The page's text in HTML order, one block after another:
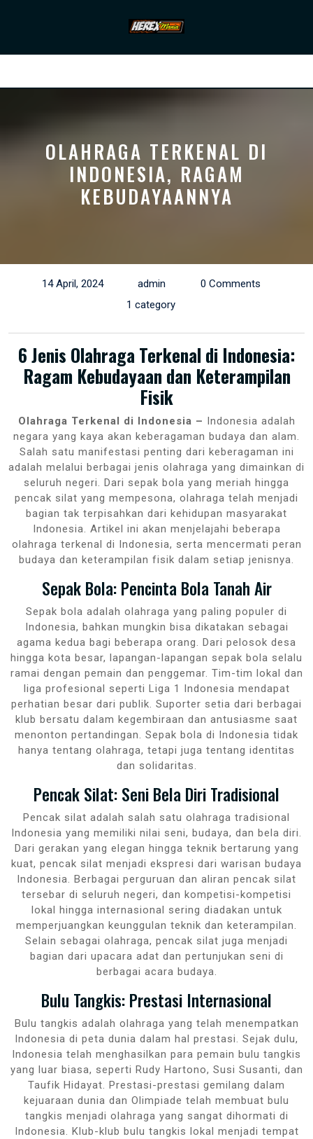
OLAHRAGA TERKENAL DI
INDONESIA, RAGAM
KEBUDAYAANNYA
14 April, 2024 admin
0 Comments
1 category
6 Jenis Olahraga Terkenal di Indonesia:
Ragam Kebudayaan dan Keterampilan
Fisik
Olahraga Terkenal di Indonesia – Indonesia adalah
negara yang kaya akan keberagaman budaya dan alam.
Salah satu manifestasi penting dari keberagaman ini
adalah melalui berbagai jenis olahraga yang dimainkan di
seluruh negeri. Dari sepak bola yang meriah hingga
pencak silat yang mempesona, olahraga telah menjadi
bagian tak terpisahkan dari kehidupan masyarakat
Indonesia. Artikel ini akan menjelajahi beberapa
olahraga terkenal di Indonesia, serta mencermati peran
budaya dan keterampilan fisik dalam setiap jenisnya.
Sepak Bola: Pencinta Bola Tanah Air
Sepak bola adalah olahraga yang paling populer di
Indonesia, bahkan mungkin bisa dikatakan sebagai
agama kedua bagi beberapa orang. Dari pelosok desa
hingga kota besar, lapangan-lapangan sepak bola selalu
ramai dengan pemain dan penggemar. Tim-tim lokal dan
liga profesional seperti Liga 1 Indonesia mendapat
perhatian besar dari publik. Suporter setia dari berbagai
klub bersatu dalam kegembiraan dan antusiasme saat
menonton pertandingan. Sepak bola di Indonesia tidak
hanya tentang olahraga, tetapi juga tentang identitas
dan solidaritas.
Pencak Silat: Seni Bela Diri Tradisional
Pencak silat adalah salah satu olahraga tradisional
Indonesia yang memiliki nilai seni, budaya, dan bela diri.
Dari gerakan yang elegan hingga teknik bertarung yang
kuat, pencak silat menjadi ekspresi dari warisan budaya
Indonesia. Berbagai perguruan dan aliran pencak silat
tersebar di seluruh negeri, dan kompetisi-kompetisi
lokal hingga internasional sering diadakan untuk
memperjuangkan keunggulan teknik dan keterampilan.
Selain sebagai olahraga, pencak silat juga menjadi
bagian dari upacara adat dan pertunjukan seni di
berbagai acara budaya.
Bulu Tangkis: Prestasi Internasional
Bulu tangkis adalah olahraga yang telah menempatkan
Indonesia di peta dunia dalam hal prestasi. Sejak dulu,
Indonesia telah menghasilkan para pemain bulu tangkis
yang luar biasa, seperti Rudy Hartono, Susi Susanti, dan
Taufik Hidayat. Prestasi-prestasi gemilang dalam
kejuaraan dunia dan Olimpiade telah membuat bulu
tangkis menjadi olahraga yang sangat dihormati di
Indonesia. Klub-klub bulu tangkis lokal menjadi tempat